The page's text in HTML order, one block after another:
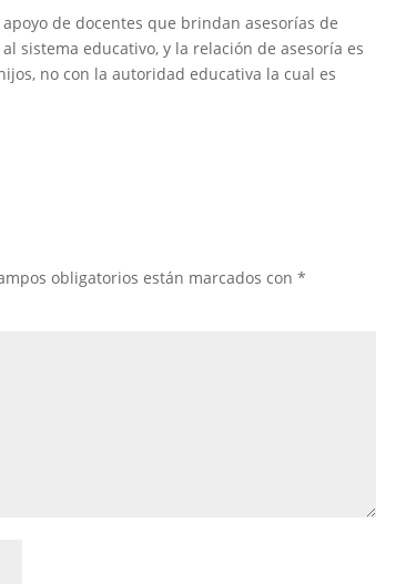
de docentes que brindan asesorías de
sistema educativo, y la relación de asesoría es
no con la autoridad educativa la cual es
obligatorios están marcados con*